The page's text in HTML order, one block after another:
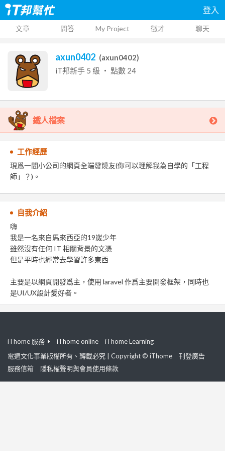
登入
文章 問答 My Project 徵才 聊天
axun0402 (axun0402)
iT邦新手 5 級 ‧ 點數 24
鐵人檔案
工作經歷
現爲一間小公司的網頁全端發燒友(你可以理解我為自學的「工程
師」？)。
自我介紹
嗨
我是一名來自馬來西亞的19嵗少年
雖然沒有任何 IT 相關背景的文憑
但是平時也經常去學習許多東西
主要是以網頁開發爲主，使用 laravel 作爲主要開發框架，同時也
是UI/UX設計愛好者。
iThome 服務 iThome online
iThome Learning
電週文化事業版權所有、轉載必究 | Copyright © iThome
刊登廣告
服務信箱
隱私權聲明與會員使用條款